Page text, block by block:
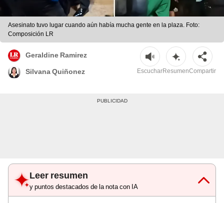
Asesinato tuvo lugar cuando aún había mucha gente en la plaza. Foto:
Composición LR
Geraldine Ramirez
Silvana Quiñonez EscucharResumenCompartir
Leer resumen
y puntos destacados de la nota con IA